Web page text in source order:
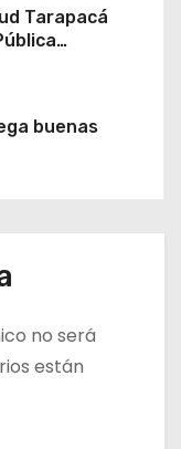
Tarapacá
buenas
no será
están